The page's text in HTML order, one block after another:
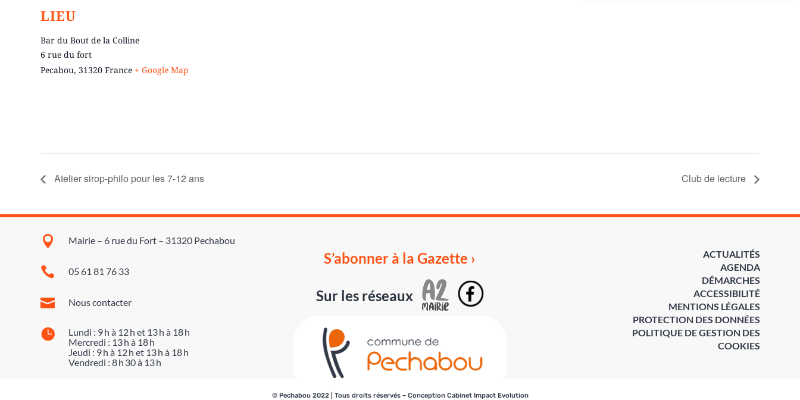
LIEU
Bar du Bout de la Colline
6 rue du fort
Pecabou, 31320 France + Google Map
Atelier sirop-philo pour les 7-12 ans Club de lecture
 Mairie – 6 rue du Fort – 31320 Pechabou
 05 61 81 76 33
 Nous contacter

Lundi : 9 h à 12 h et 13 h à 18 h
Mercredi : 13 h à 18 h
Jeudi : 9 h à 12 h et 13 h à 18 h
Vendredi : 8 h 30 à 13 h
S’abonner à la Gazette ›
Sur les réseaux
ACTUALITÉS
AGENDA
DÉMARCHES
ACCESSIBILITÉ
MENTIONS LÉGALES
PROTECTION DES DONNÉES
POLITIQUE DE GESTION DES
COOKIES
© Pechabou 2022 | Tous droits réservés – Conception Cabinet Impact Evolution